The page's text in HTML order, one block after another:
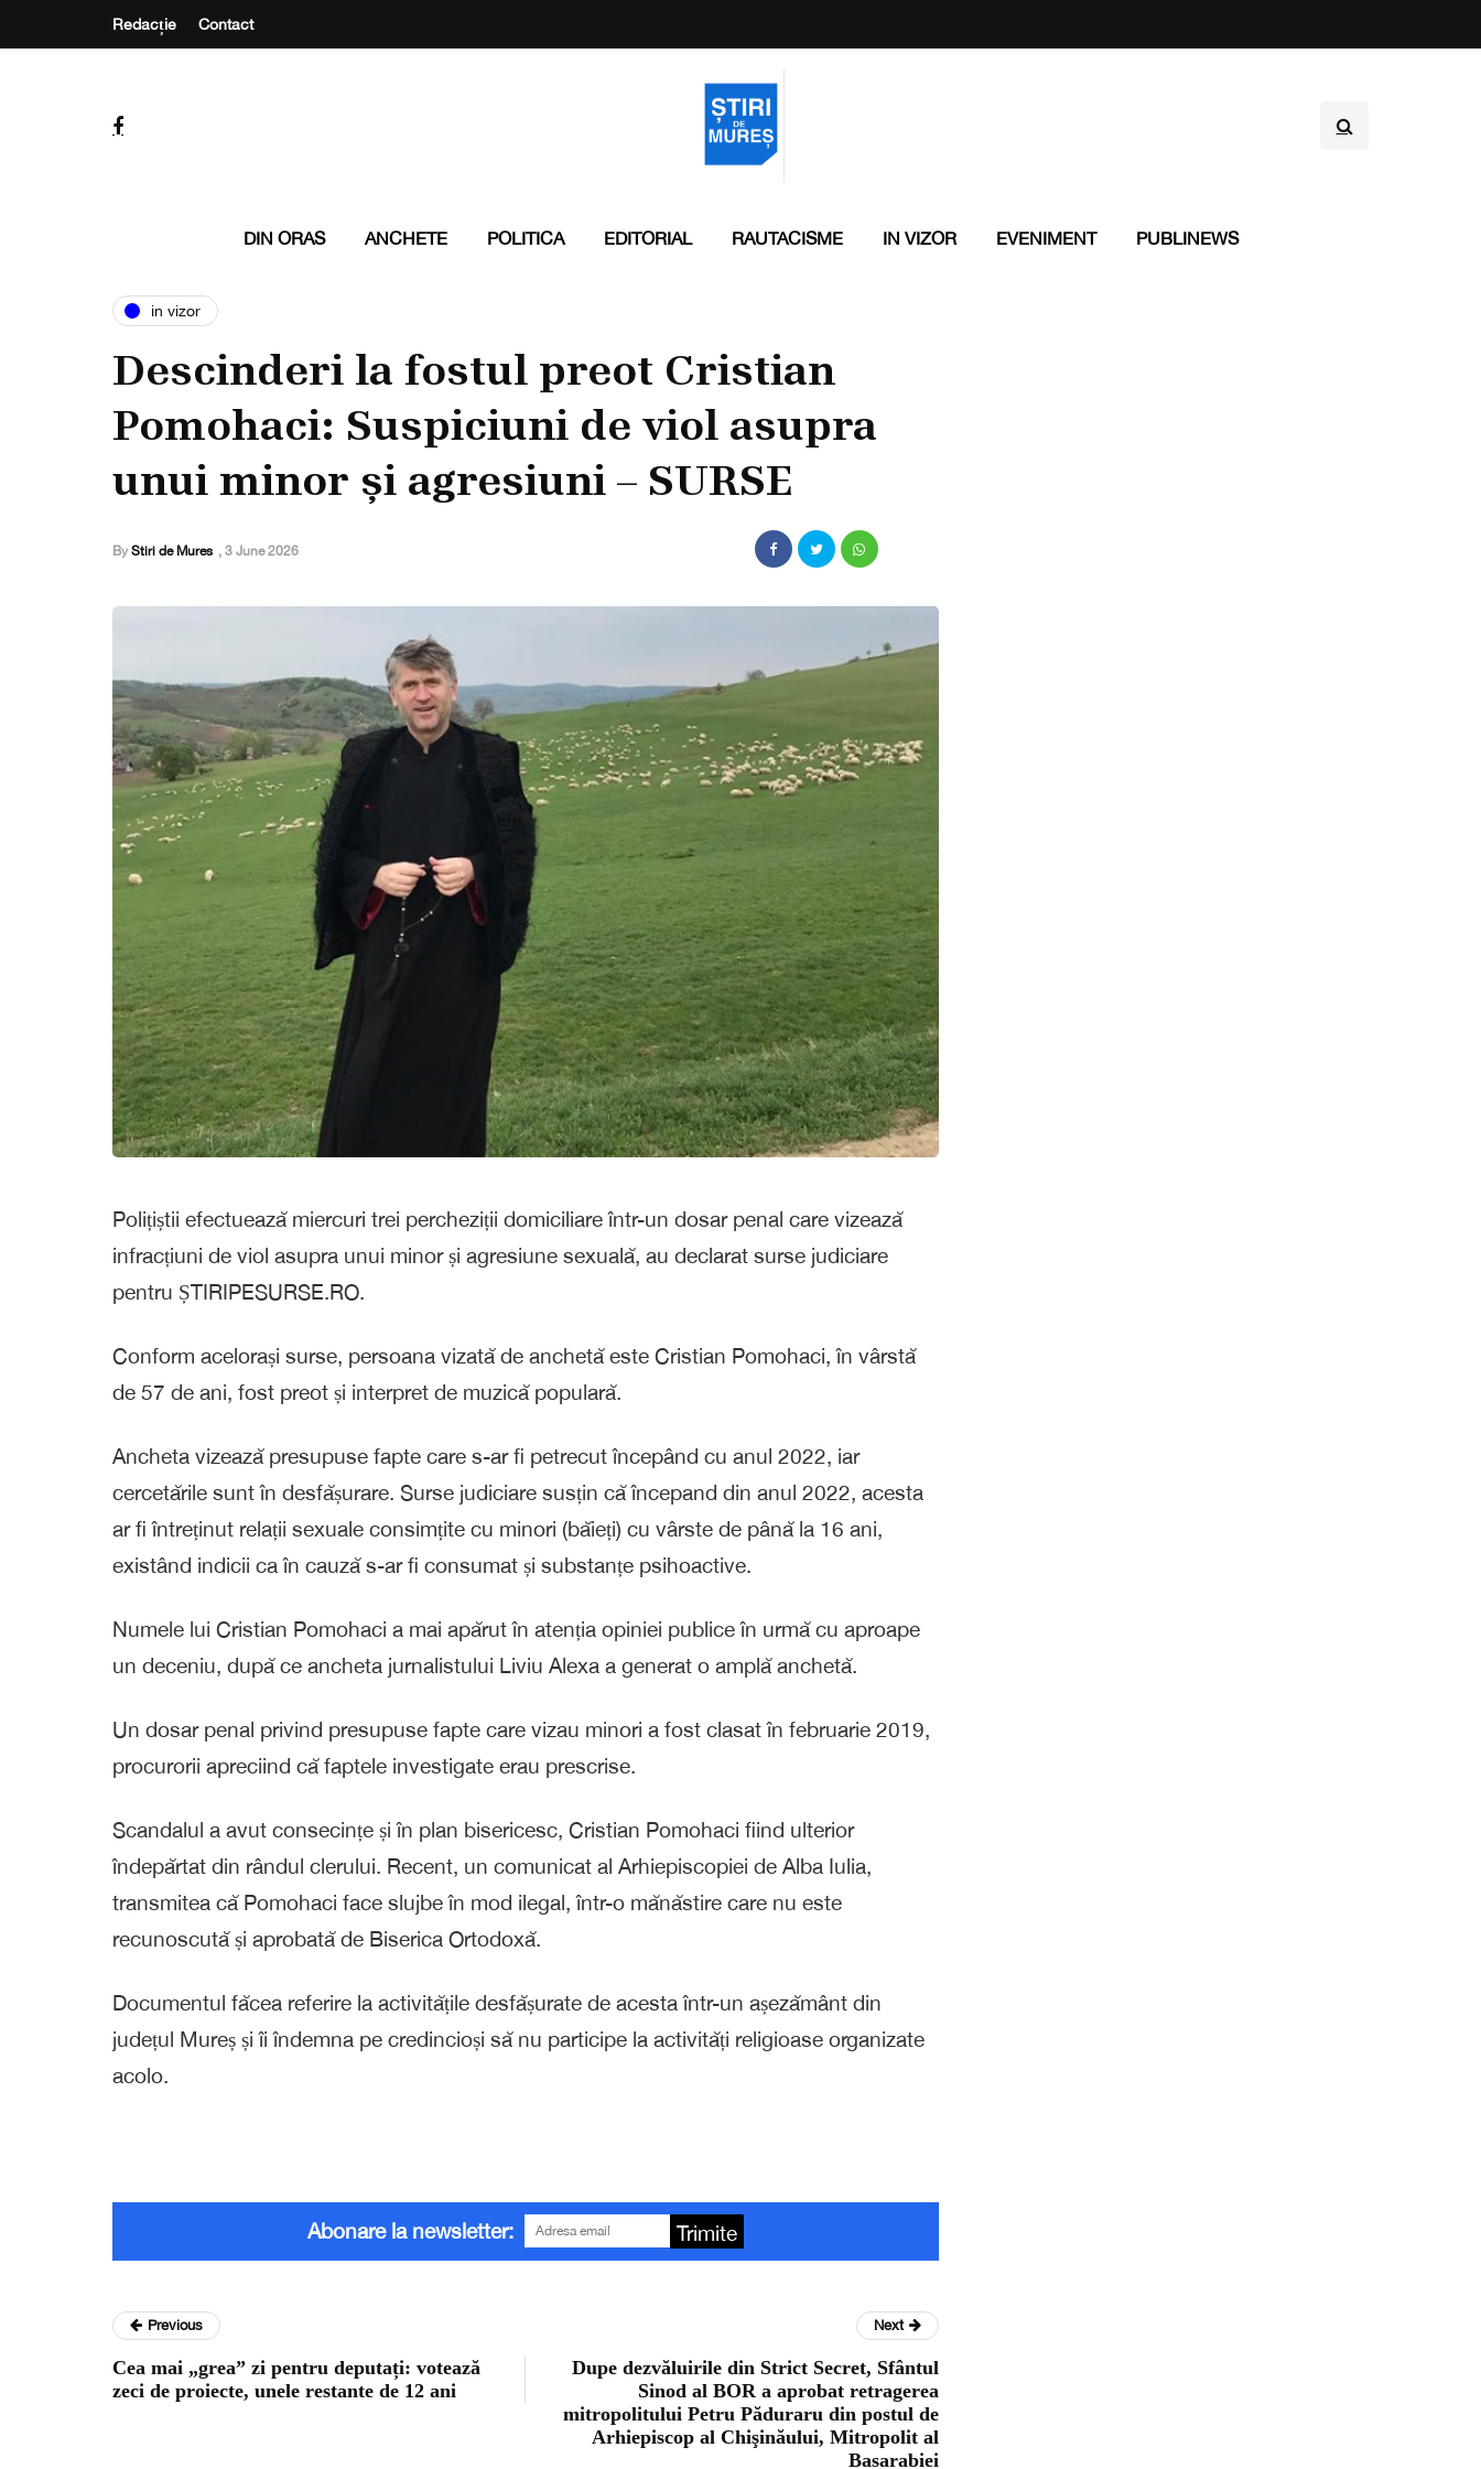
Redacție Contact
DIN ORAS ANCHETE POLITICA EDITORIAL RAUTACISME IN VIZOR EVENIMENT PUBLINEWS
in vizor
Descinderi la fostul preot Cristian
Pomohaci: Suspiciuni de viol asupra
unui minor și agresiuni – SURSE
By Stiri de Mures , 3 June 2026
Polițiștii efectuează miercuri trei percheziții domiciliare într-un dosar penal care vizează
infracțiuni de viol asupra unui minor și agresiune sexuală, au declarat surse judiciare
pentru ȘTIRIPESURSE.RO.
Conform acelorași surse, persoana vizată de anchetă este Cristian Pomohaci, în vârstă
de 57 de ani, fost preot și interpret de muzică populară.
Ancheta vizează presupuse fapte care s-ar fi petrecut începând cu anul 2022, iar
cercetările sunt în desfășurare. Surse judiciare susțin că începand din anul 2022, acesta
ar fi întreținut relații sexuale consimțite cu minori (băieți) cu vârste de până la 16 ani,
existând indicii ca în cauză s-ar fi consumat și substanțe psihoactive.
Numele lui Cristian Pomohaci a mai apărut în atenția opiniei publice în urmă cu aproape
un deceniu, după ce ancheta jurnalistului Liviu Alexa a generat o amplă anchetă.
Un dosar penal privind presupuse fapte care vizau minori a fost clasat în februarie 2019,
procurorii apreciind că faptele investigate erau prescrise.
Scandalul a avut consecințe și în plan bisericesc, Cristian Pomohaci fiind ulterior
îndepărtat din rândul clerului. Recent, un comunicat al Arhiepiscopiei de Alba Iulia,
transmitea că Pomohaci face slujbe în mod ilegal, într-o mănăstire care nu este
recunoscută și aprobată de Biserica Ortodoxă.
Documentul făcea referire la activitățile desfășurate de acesta într-un așezământ din
județul Mureș și îi îndemna pe credincioși să nu participe la activități religioase organizate
acolo.
Abonare la newsletter: Trimite
Previous
Cea mai „grea” zi pentru deputați: votează
zeci de proiecte, unele restante de 12 ani
Next
Dupe dezvăluirile din Strict Secret, Sfântul
Sinod al BOR a aprobat retragerea
mitropolitului Petru Păduraru din postul de
Arhiepiscop al Chişinăului, Mitropolit al
Basarabiei